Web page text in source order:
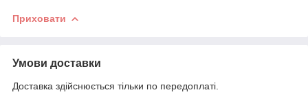
Приховати
Умови доставки
Доставка здійснюється тільки по передоплаті.